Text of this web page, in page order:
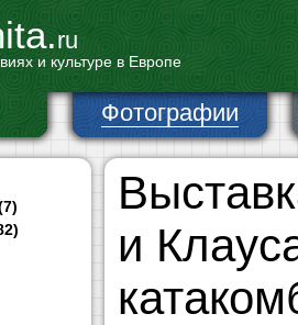
ru
и культуре в Европе
Фотографии
и